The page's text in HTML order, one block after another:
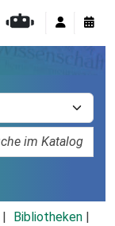
Bibliotheken